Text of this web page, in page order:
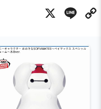
ね
X